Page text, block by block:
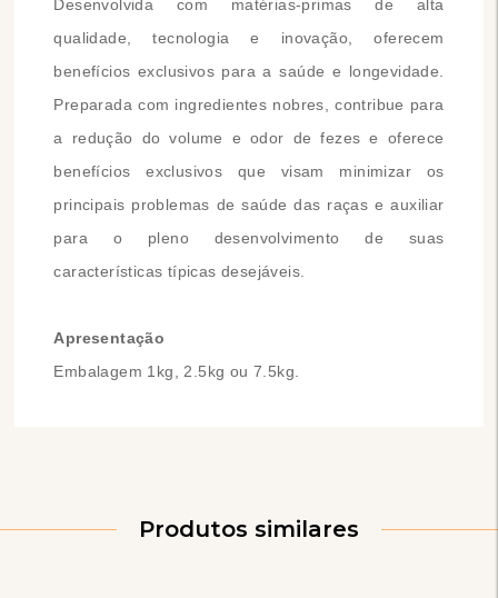
Desenvolvida com matérias-primas de alta
qualidade, tecnologia e inovação, oferecem
benefícios exclusivos para a saúde e longevidade.
Preparada com ingredientes nobres, contribue para
a redução do volume e odor de fezes e oferece
benefícios exclusivos que visam minimizar os
principais problemas de saúde das raças e auxiliar
para o pleno desenvolvimento de suas
características típicas desejáveis.
Apresentação
Embalagem 1kg, 2.5kg ou 7.5kg.
Produtos similares